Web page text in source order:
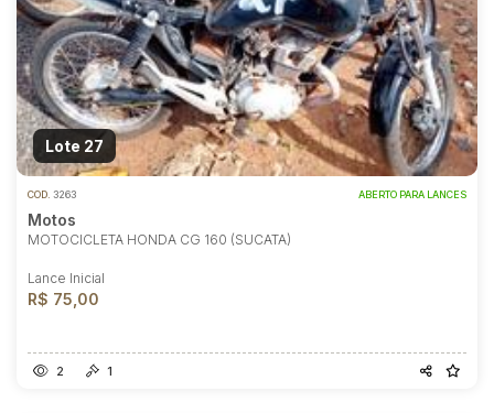
Lote 27
COD. 3263 ABERTO PARA LANCES
Motos
MOTOCICLETA HONDA CG 160 (SUCATA)
Lance Inicial
R$ 75,00
2 1